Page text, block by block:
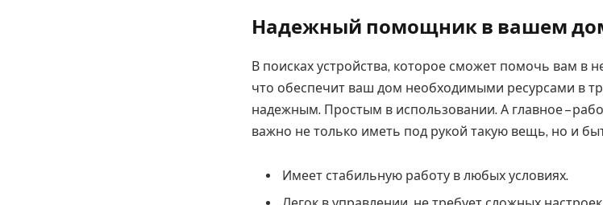
Надежный помощник в вашем
В поисках устройства, которое сможет помочь вам в
что обеспечит ваш дом необходимыми ресурсами в
надежным. Простым в использовании. А главное –
важно не только иметь под рукой такую вещь, но и
Имеет стабильную работу в любых условиях.